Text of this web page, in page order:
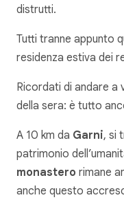
distrutti.
Tutti tranne appunto
residenza estiva dei
Ricordati di andare a
della sera: è tutto
A 10 km da Garni, si
patrimonio
monastero rimane
anche questo